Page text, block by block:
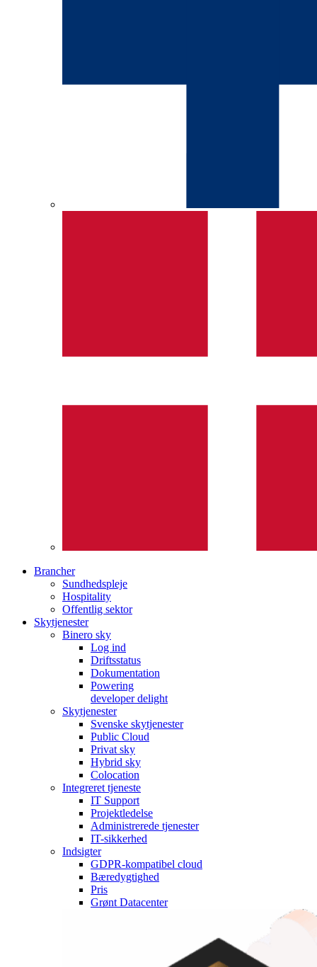
Brancher
Sundhedspleje
Hospitality
Offentlig sektor
Skytjenester
Binero sky
Log ind
Driftsstatus
Dokumentation
Powering
developer delight
Skytjenester
Svenske skytjenester
Public Cloud
Privat sky
Hybrid sky
Colocation
Integreret tjeneste
IT Support
Projektledelse
Administrerede tjenester
IT-sikkerhed
Indsigter
GDPR-kompatibel cloud
Bæredygtighed
Pris
Grønt Datacenter